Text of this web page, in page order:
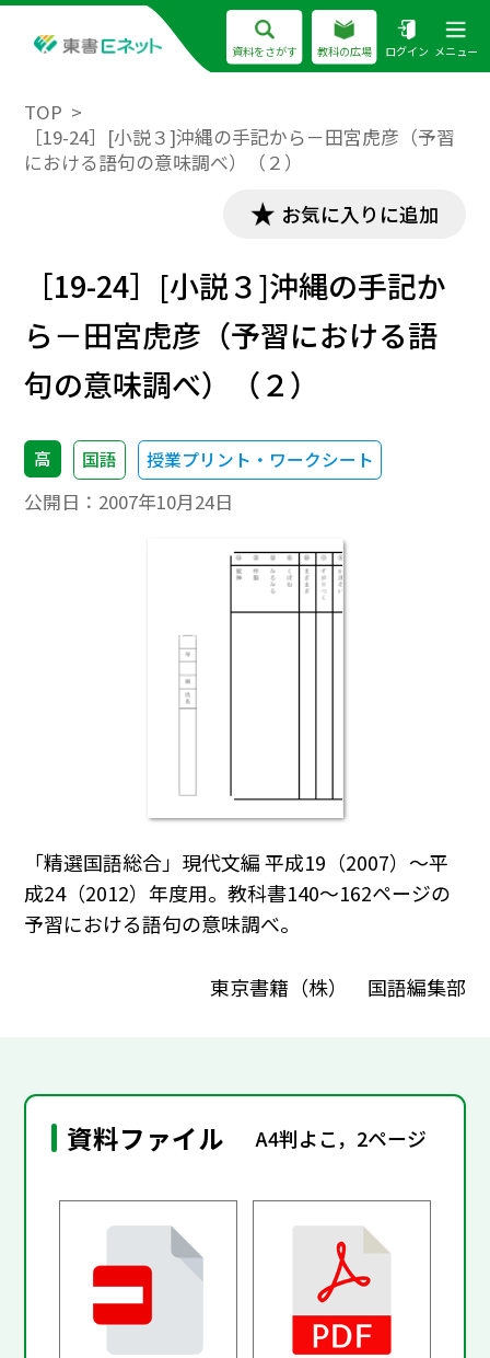
資料をさがす 教科の広場 ログイン メニュー
TOP
［19-24］[小説３]沖縄の手記から－田宮虎彦（予習
における語句の意味調べ）（２）
お気に入りに追加
［19-24］[小説３]沖縄の手記か
ら－田宮虎彦（予習における語
句の意味調べ）（２）
高 国語 授業プリント・ワークシート
公開日： 2007年10月24日
「精選国語総合」現代文編 平成19（2007）～平
成24（2012）年度用。教科書140～162ページの
予習における語句の意味調べ。
東京書籍（株） 国語編集部
資料ファイル A4判よこ，2ページ